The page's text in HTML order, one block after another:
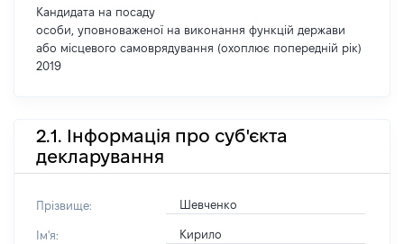
Кандидата на посаду
особи, уповноваженої на виконання функцій держави
або місцевого самоврядування (охоплює попередній рік)
2019
2.1. Інформація про суб'єкта
декларування
Прізвище: Шевченко
Ім'я: Кирило